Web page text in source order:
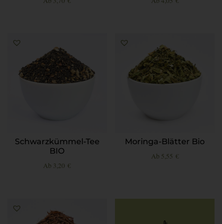
Schwarzkümmel-Tee
BIO
Ab 3,20 €
Moringa-Blätter Bio
Ab 5,55 €